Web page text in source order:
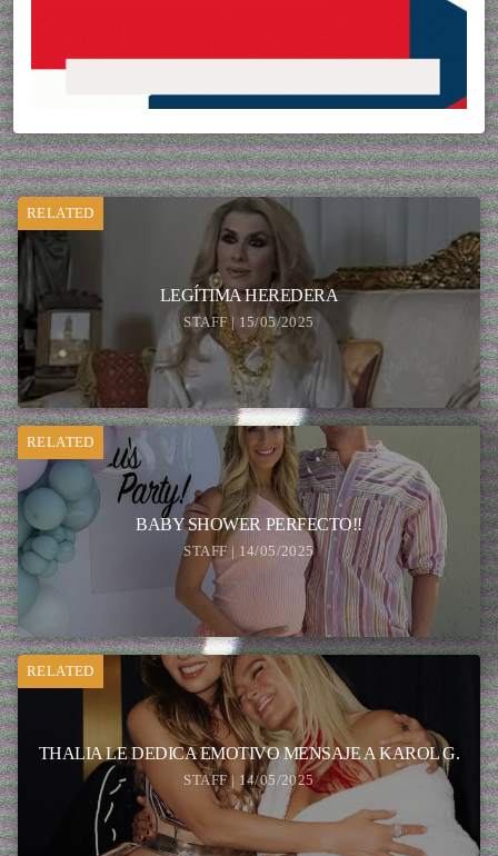
RELATED
LEGÍTIMA HEREDERA
STAFF | 15/05/2025
RELATED
BABY SHOWER PERFECTO!!
STAFF | 14/05/2025
RELATED
THALIA LE DEDICA EMOTIVO MENSAJE A KAROL G.
STAFF | 14/05/2025